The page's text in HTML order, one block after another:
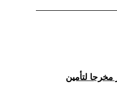
مخرجا لتأمين